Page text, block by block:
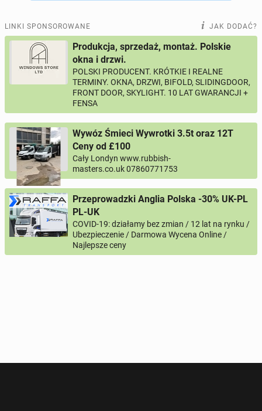
LINKI SPONSOROWANE JAK DODAĆ?
Produkcja, sprzedaż, montaż. Polskie
okna i drzwi.
POLSKI PRODUCENT. KRÓTKIE I REALNE
TERMINY. OKNA, DRZWI, BIFOLD, SLIDINGDOOR,
FRONT DOOR, SKYLIGHT. 10 LAT GWARANCJI +
FENSA
Wywóz Śmieci Wywrotki 3.5t oraz 12T
Ceny od £100
Cały Londyn www.rubbish-
masters.co.uk 07860771753
Przeprowadzki Anglia Polska -30% UK-PL
PL-UK
COVID-19: działamy bez zmian / 12 lat na rynku /
Ubezpieczenie / Darmowa Wycena Online /
Najlepsze ceny